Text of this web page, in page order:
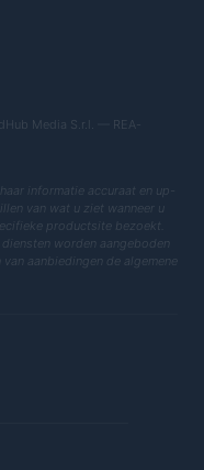
Media S.r.l. — REA-
informatie accuraat en up-
van wat u ziet wanneer u
productsite bezoekt.
worden aangeboden
aanbiedingen de algemene